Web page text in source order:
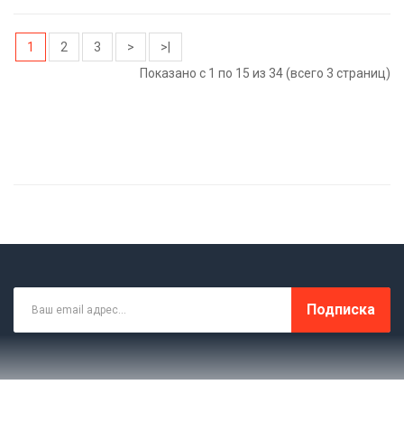
1 2 3 >
>|
Показано с 1 по 15 из 34 (всего 3 страниц)
Подписка